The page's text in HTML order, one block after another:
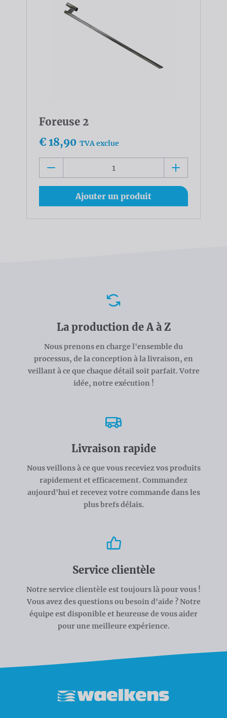
Foreuse 2
€ 18,90 TVA exclue
Ajouter un produit
La production de A à Z
Nous prenons en charge l'ensemble du
processus, de la conception à la livraison, en
veillant à ce que chaque détail soit parfait. Votre
idée, notre exécution !
Livraison rapide
Nous veillons à ce que vous receviez vos produits
rapidement et efficacement. Commandez
aujourd'hui et recevez votre commande dans les
plus brefs délais.
Service clientèle
Notre service clientèle est toujours là pour vous !
Vous avez des questions ou besoin d'aide ? Notre
équipe est disponible et heureuse de vous aider
pour une meilleure expérience.